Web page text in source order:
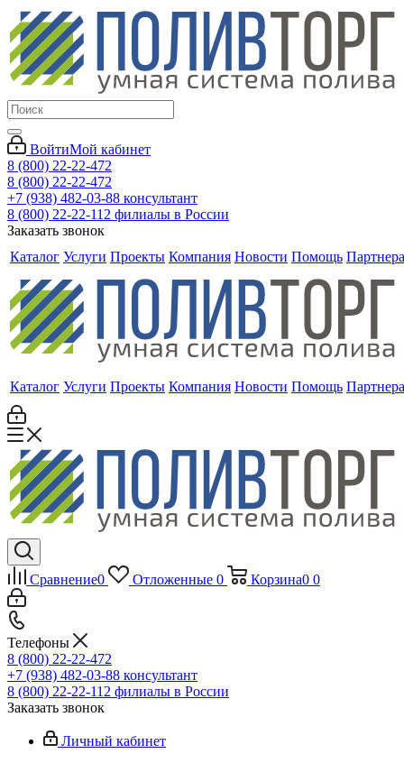
ВойтиМой кабинет
8 (800) 22-22-472
8 (800) 22-22-472
+7 (938) 482-03-88 консультант
8 (800) 22-22-112 филиалы в России
Заказать звонок
Каталог Услуги Проекты Компания Новости Помощь
Каталог Услуги Проекты Компания Новости Помощь
Сравнение0 Отложенные 0 Корзина0 0
Телефоны
8 (800) 22-22-472
+7 (938) 482-03-88 консультант
8 (800) 22-22-112 филиалы в России
Заказать звонок
Личный кабинет